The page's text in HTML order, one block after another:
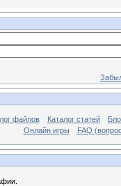
файлов Каталог статей
Онлайн игры
FAQ